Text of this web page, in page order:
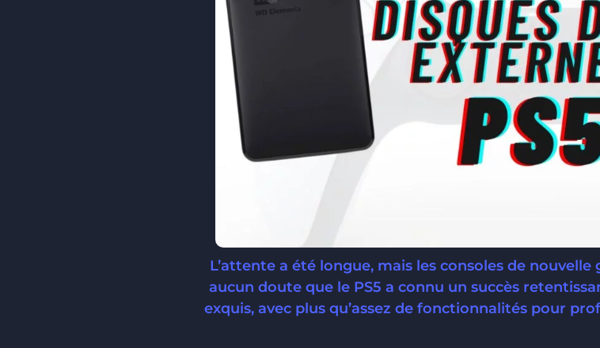
L’attente a été longue, mais les consoles de
aucun doute que le PS5 a connu un succès
exquis, avec plus qu’assez de fonctionnalités pour